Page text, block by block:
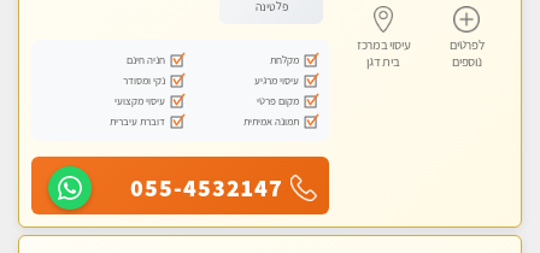
לפרטים
נוספים
עיסוי במרכז
בית דגן
פלטינה
מקלחת
חניה חינם
עיסוי מרגיע
נקי ומסודר
מקום פרטי
עיסוי מקצועי
תמונה אמיתית
דוברת עיברית
055-4532147